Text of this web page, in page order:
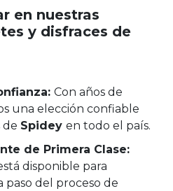
en nuestras
y disfraces de
Con años de
una elección confiable
de Spidey en todo el país.
de Primera Clase:
disponible para
paso del proceso de